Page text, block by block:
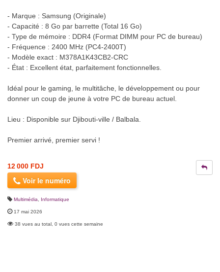
- Marque : Samsung (Originale)
- Capacité : 8 Go par barrette (Total 16 Go)
- Type de mémoire : DDR4 (Format DIMM pour PC de bureau)
- Fréquence : 2400 MHz (PC4-2400T)
- Modèle exact : M378A1K43CB2-CRC
- État : Excellent état, parfaitement fonctionnelles.
Idéal pour le gaming, le multitâche, le développement ou pour
donner un coup de jeune à votre PC de bureau actuel.
Lieu : Disponible sur Djibouti-ville / Balbala.
Premier arrivé, premier servi !
12 000 FDJ
Voir le numéro
Multimédia Informatique
17 mai 2026
38 vues au total, 0 vues cette semaine